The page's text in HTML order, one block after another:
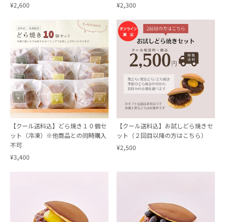
¥2,600
¥2,300
【クール送料込】どら焼き１０個セ
ット（冷凍）※他商品との同時購入
不可
¥3,400
【クール送料込】お試しどら焼きセ
ット（２回目以降の方はこちら）
¥2,500